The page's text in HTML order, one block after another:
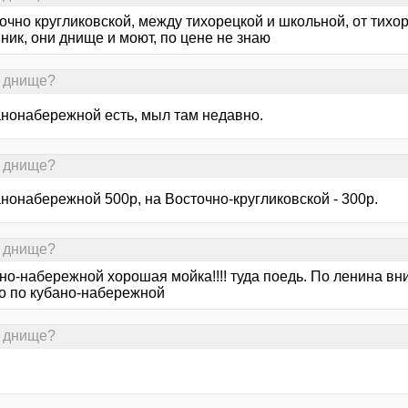
кругликовской, между тихорецкой и школьной, от
они днище и моют, по цене не знаю
днище?
есть, мыл там недавно.
днище?
500р, на Восточно-кругликовской - 300р.
днище?
набережной хорошая мойка!!!! туда поедь. По ленина
по кубано-набережной
днище?